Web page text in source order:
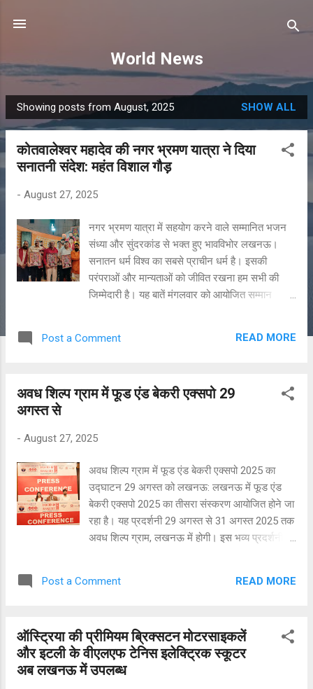
World News
P
o
Showing posts from August, 2025 SHOW ALL
कोतवालेश्वर महादेव की नगर भ्रमण यात्रा ने दिया
सनातनी संदेश: महंत विशाल गौड़
- August 27, 2025
नगर भ्रमण यात्रा में सहयोग करने वाले सम्मानित भजन
संध्या और सुंदरकांड से भक्त हुए भावविभोर लखनऊ।
सनातन धर्म विश्व का सबसे प्राचीन धर्म है। इसकी
परंपराओं और मान्यताओं को जीवित रखना हम सभी की
जिम्मेदारी है। यह बातें मंगलवार को आयोजित सम्मान
भ्रमण यात्रा में सहयोग देने वाले सदस्यों का आभार जताते
आयोजन गत 28 जुलाई को सावन के तीसरे सोमवार को
कोतवालेश्वर महादेव मंदिर प्रांगण में आयोजित भजन संध्या
और सुंदरकांड के बाद सम्मान समारोह में श्री कोतवालेश्वर
ट्रस्ट के अजय अग्रवाल, सोनू अग्रवाल, आनंद रस्तोगी,
अजय खन्ना, संदीप अग्रवाल, अंकुर दीक्षित, पंकज
अग्रवाल, अवध अग्रवाल, आशीष मिश्रा, डॉ राज कुमार
वर्मा, अनुराग मिश्रा, निखिल अग्रवाल, आचार्य राजेश
शुक्ला, नीरज अवस्थी आदि पदाधिकारियों...
Post a Comment READ MORE
अवध शिल्प ग्राम में फूड एंड बेकरी एक्सपो 29
अगस्त से
- August 27, 2025
अवध शिल्प ग्राम में फूड एंड बेकरी एक्सपो 2025 का
उद्घाटन 29 अगस्त को लखनऊ: लखनऊ में फूड एंड
बेकरी एक्सपो 2025 का तीसरा संस्करण आयोजित होने जा
रहा है। यह प्रदर्शनी 29 अगस्त से 31 अगस्त 2025 तक
अवध शिल्प ग्राम, लखनऊ में होगी। इस भव्य प्रदर्शनी का
इसका सहयोग कर रहा है। यह प्रदर्शनी भारत सरकार के
एवं बेकरी क्षेत्र के उद्यमियों, स्टार्ट-अप्स और स्थापित
कंपनियों को अपने नवीनतम उत्पाद, पैकेजिंग, तकनीक,
मशीनरी और नवाचार प्रस्तुत करने का अवसर प्रदान
Post a Comment READ MORE
ऑस्ट्रिया की प्रीमियम ब्रिक्सटन मोटरसाइकलें
और इटली के वीएलएफ टेनिस इलेक्ट्रिक स्कूटर
अब लखनऊ में उपलब्ध